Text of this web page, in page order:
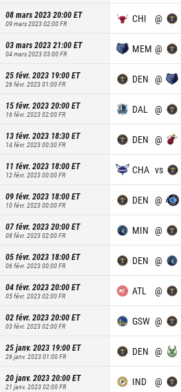
08 mars 2023 20:00ET
09 mars 2023 02:00FR CHI @
03 mars 2023 21:00ET
04 mars 2023 03:00FR MEM @
25 févr. 2023 19:00ET
26 févr. 2023 01:00FR DEN @
15 févr. 2023 20:00ET
16 févr. 2023 02:00FR DAL @
13 févr. 2023 18:30ET
14 févr. 2023 00:30FR DEN @
11 févr. 2023 18:00ET
12 févr. 2023 00:00FR CHA vs
09 févr. 2023 18:00ET
10 févr. 2023 00:00FR DEN @
07 févr. 2023 20:00ET
08 févr. 2023 02:00FR MIN @
05 févr. 2023 18:00ET
06 févr. 2023 00:00FR DEN @
04 févr. 2023 20:00ET
05 févr. 2023 02:00FR ATL @
02 févr. 2023 20:00ET
03 févr. 2023 02:00FR GSW @
25 janv. 2023 19:00ET
26 janv. 2023 01:00FR DEN @
20 janv. 2023 20:00ET
21 janv. 2023 02:00FR IND @